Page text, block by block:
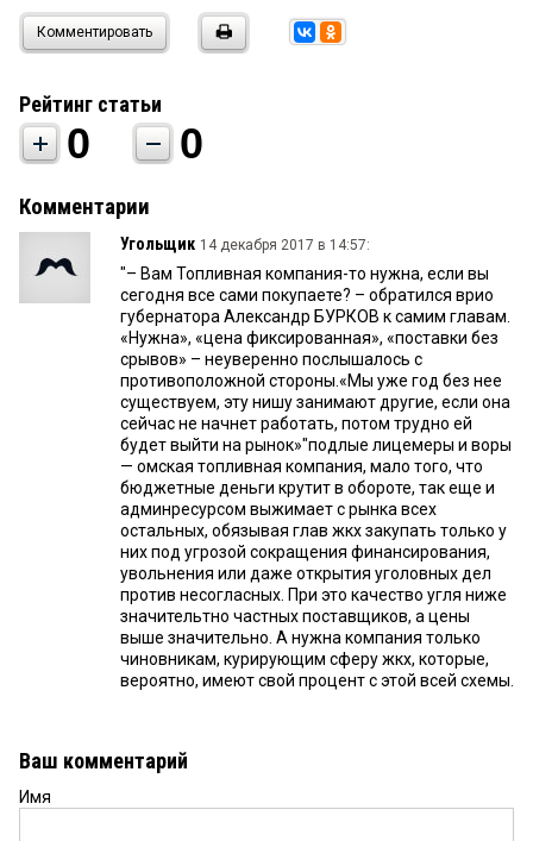
Комментировать
Рейтинг статьи
0 0
Комментарии
Угольщик 14 декабря 2017 в 14:57:
"– Вам Топливная компания-то нужна, если вы
сегодня все сами покупаете? – обратился врио
губернатора Александр БУРКОВ к самим главам.
«Нужна», «цена фиксированная», «поставки без
срывов» – неуверенно послышалось с
противоположной стороны.«Мы уже год без нее
существуем, эту нишу занимают другие, если она
сейчас не начнет работать, потом трудно ей
будет выйти на рынок»"подлые лицемеры и воры
— омская топливная компания, мало того, что
бюджетные деньги крутит в обороте, так еще и
админресурсом выжимает с рынка всех
остальных, обязывая глав жкх закупать только у
них под угрозой сокращения финансирования,
увольнения или даже открытия уголовных дел
против несогласных. При это качество угля ниже
значительтно частных поставщиков, а цены
выше значительно. А нужна компания только
чиновникам, курирующим сферу жкх, которые,
вероятно, имеют свой процент с этой всей схемы.
Ваш комментарий
Имя